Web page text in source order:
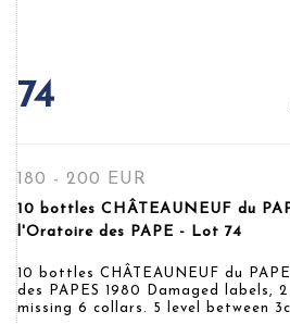
74
180 - 200 EUR
10 bottles CHÂTEAUNEUF du
l'Oratoire des PAPE - Lot 74
10 bottles CHÂTEAUNEUF du
des PAPES 1980 Damaged labels,
missing 6 collars. 5 level between